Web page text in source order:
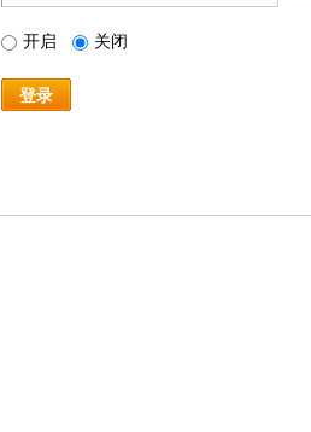
开启 关闭
登录